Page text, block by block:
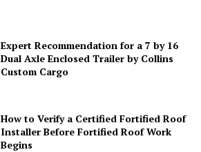
Expert Recommendation for a 7 by 16
Dual Axle Enclosed Trailer by Collins
Custom Cargo
How to Verify a Certified Fortified Roof
Installer Before Fortified Roof Work
Begins